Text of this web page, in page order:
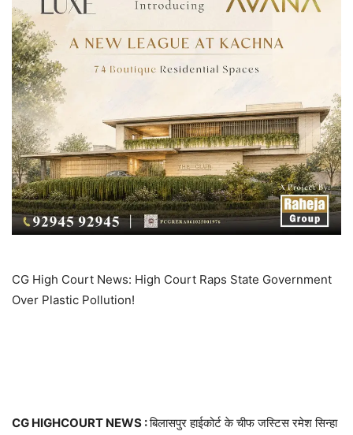
CG High Court News: High Court Raps State Government
Over Plastic Pollution!
CG HIGHCOURT NEWS :बिलासपुर हाईकोर्ट के चीफ जस्टिस रमेश सिन्हा